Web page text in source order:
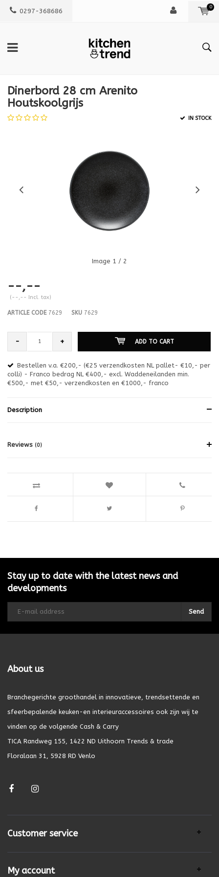
0297-368686
0
Dinerbord 28 cm Arenito
Houtskoolgrijs
IN STOCK
Image 1 / 2
--,--
(--,-- Incl. tax)
ARTICLE CODE7629 SKU 7629
- + ADD TO CART
Bestellen v.a. €200,- (€25 verzendkosten NL pallet- €10,- per
colli) - Franco bedrag NL €400,- excl. Waddeneilanden min.
€500,- met €50,- verzendkosten en €1000,- franco
Description
Reviews (0)
Stay up to date with the latest news and
developments
Send
About us
Branchegerichte groothandel in innovatieve, trendsettende en
sfeerbepalende keuken-en interieuraccessoires ook zijn wij te
vinden op de volgende Cash & Carry
TICA Randweg 155, 1422 ND Uithoorn Trends & trade
Floralaan 31, 5928 RD Venlo
Customer service
My account